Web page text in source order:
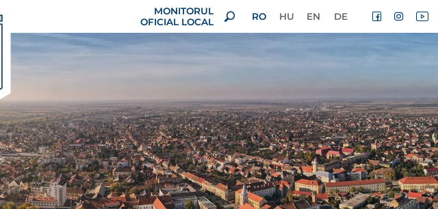
MONITORUL
OFICIAL LOCAL
RO HU EN DE